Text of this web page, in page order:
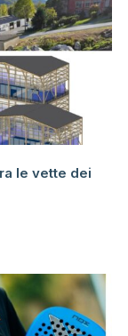
le vette dei